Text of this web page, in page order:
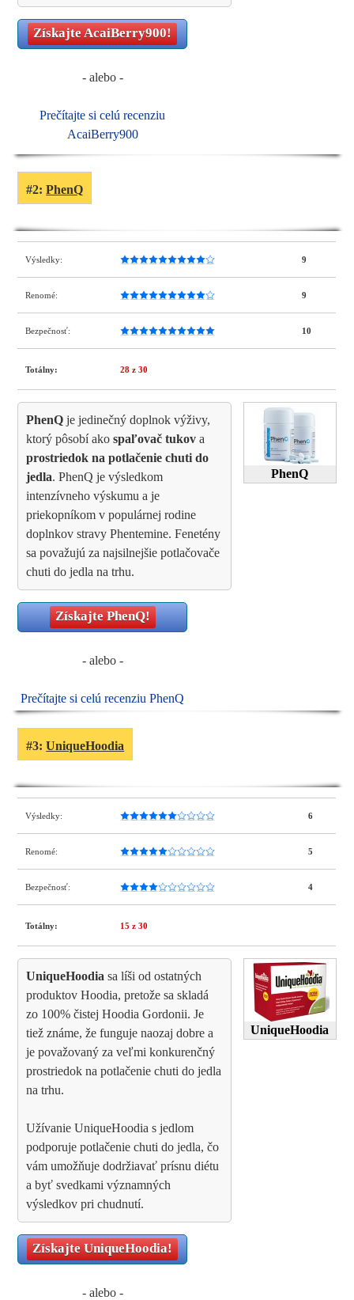
ZískajteAcaiBerry900!
- alebo -
Prečítajte si celú recenziu
AcaiBerry900
#2:PhenQ
Výsledky: 9
Renomé: 9
Bezpečnosť: 10
Totálny: 28 z 30
PhenQ
PhenQ je jedinečný doplnok výživy,
ktorý pôsobí akospaľovač tukov a
prostriedok na potlačenie chuti do
jedla. PhenQ je výsledkom
intenzívneho výskumu a je
priekopníkom v populárnej rodine
doplnkov stravy Phentemine. Fenetény
sa považujú za najsilnejšie potlačovače
chuti do jedla na trhu.
ZískajtePhenQ!
- alebo -
Prečítajte si celú recenziu PhenQ
#3:UniqueHoodia
Výsledky: 6
Renomé: 5
Bezpečnosť: 4
Totálny: 15 z 30
UniqueHoodia
UniqueHoodia sa líši od ostatných
produktov Hoodia, pretože sa skladá
zo 100% čistej Hoodia Gordonii. Je
tiež známe, že funguje naozaj dobre a
je považovaný za veľmi konkurenčný
prostriedok na potlačenie chuti do jedla
na trhu.
Užívanie UniqueHoodia s jedlom
podporuje potlačenie chuti do jedla, čo
vám umožňuje dodržiavať prísnu diétu
a byť svedkami významných
výsledkov pri chudnutí.
ZískajteUniqueHoodia!
- alebo -